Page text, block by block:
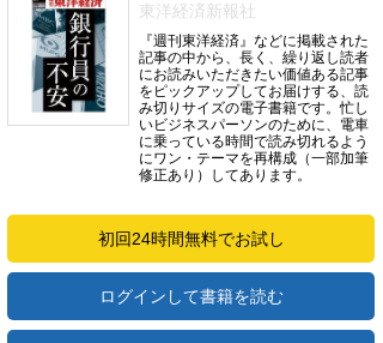
東洋経済新報社
『週刊東洋経済』などに掲載された
記事の中から、長く、繰り返し読者
にお読みいただきたい価値ある記事
をピックアップしてお届けする、読
み切りサイズの電子書籍です。忙し
いビジネスパーソンのために、電車
に乗っている時間で読み切れるよう
にワン・テーマを再構成（一部加筆
修正あり）してあります。
初回24時間無料でお試し
ログインして書籍を読む